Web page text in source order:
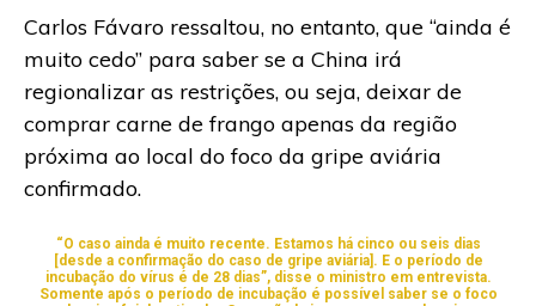
Carlos Fávaro ressaltou, no entanto, que “ainda é
muito cedo” para saber se a China irá
regionalizar as restrições, ou seja, deixar de
comprar carne de frango apenas da região
próxima ao local do foco da gripe aviária
confirmado.
“O caso ainda é muito recente. Estamos há cinco ou seis dias
[desde a confirmação do caso de gripe aviária]. E o período de
incubação do vírus é de 28 dias”, disse o ministro em entrevista.
Somente após o período de incubação é possível saber se o foco